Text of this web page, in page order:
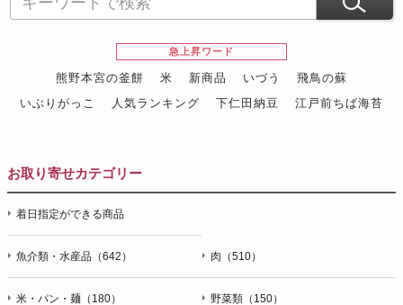
急上昇ワード
熊野本宮の釜餅 米 新商品 いづう
飛鳥の蘇
いぶりがっこ
人気ランキング 下仁田納豆
江戸前ちば海苔
お取り寄せカテゴリー
着日指定ができる商品
魚介類・水産品（642） 肉（510）
米・パン・麺（180） 野菜類（150）